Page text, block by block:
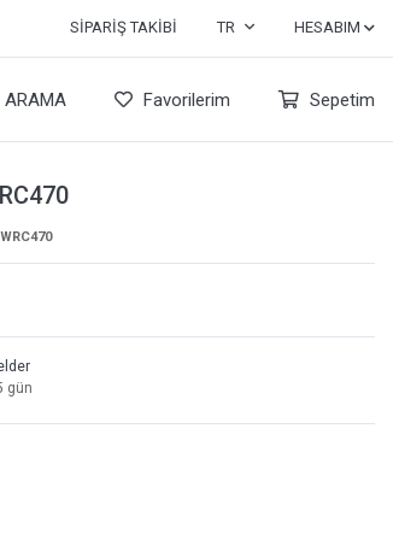
SIPARIŞ TAKIBI TR HESABIM
ARAMA Favorilerim Sepetim
gün